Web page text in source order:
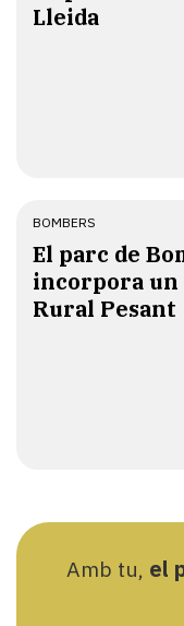
Lleida
BOMBERS
El parc de
incorpora un
Rural Pesant
Amb tu, el